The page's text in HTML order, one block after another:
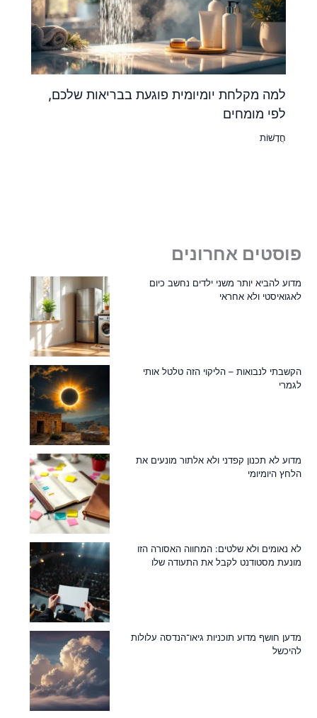
למה מקלחת יומיומית פוגעת בבריאות שלכם,
לפי מומחים
חֲדָשׁוֹת
פוסטים אחרונים
מדוע להביא יותר משני ילדים נחשב כיום
לאגואיסטי ולא אחראי
הקשבתי לנבואות – הליקוי הזה טלטל אותי
לגמרי
מדוע לא תכנון קפדני ולא אלתור מונעים את
הלחץ היומיומי
לא נאומים ולא שלטים: המחווה האסורה הזו
מונעת מסטודנט לקבל את התעודה שלו
מדען חושף מדוע תוכניות גיאו־הנדסה עלולות
להיכשל